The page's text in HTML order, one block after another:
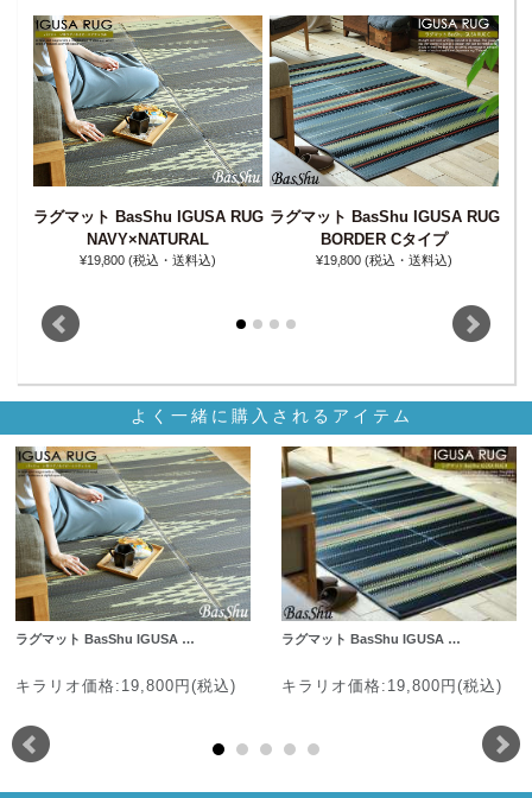
ラグマット BasShu IGUSA RUG
NAVY×NATURAL
¥19‚800 (税込・送料込)
ラグマット BasShu IGUSA RUG
BORDER Cタイプ
¥19‚800 (税込・送料込)
よく一緒に購入されるアイテム
ラグマット BasShu IGUSA …
キラリオ価格:19,800円(税込)
ラグマット BasShu IGUSA …
キラリオ価格:19,800円(税込)